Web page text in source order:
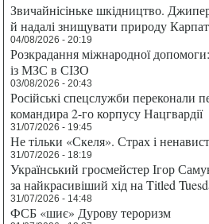
Звичайнісіньке шкідництво.
й надалі знищувати природу Карпат
04/08/2026 - 20:19
Розкрадання міжнародної
із МЗС в СІЗО
03/08/2026 - 20:43
Російські спецслужби переконали
командира 2-го корпусу Нацгвардії
31/07/2026 - 19:45
Не тільки «Скеля». Страх і
31/07/2026 - 18:19
Український гросмейстер Ігор
за найкрасивіший хід на Titled
31/07/2026 - 14:48
ФСБ «шиє» Дурову тероризм